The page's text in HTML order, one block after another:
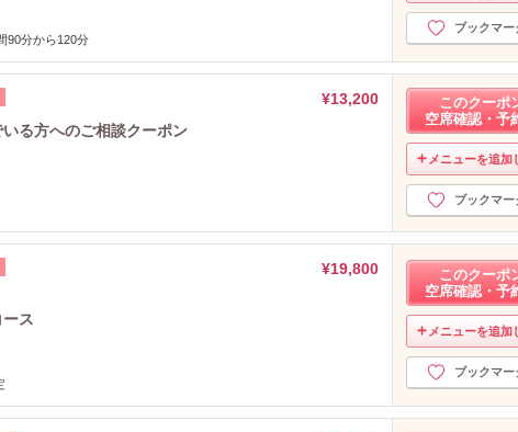
90分から120分
ブックマー
¥13,200
る方へのご相談クーポン
このクーポ
空席確認・予
メニューを追加
ブックマー
¥19,800
ス
このクーポ
空席確認・予
メニューを追加
ブックマー